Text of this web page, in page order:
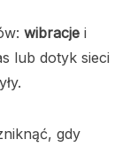
wibracje i
lub dotyk sieci
gdy